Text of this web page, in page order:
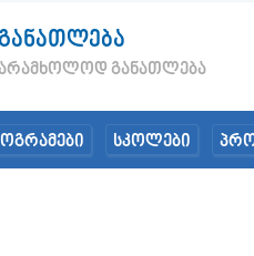
განათლება
არამხოლოდ განათლება
სკოლები